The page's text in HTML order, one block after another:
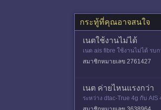
กระทู้ที่คุณอาจสนใจ
เนตใช้งานไม่ได้
เนต ais fibre ใช้งานไม่ได้ ร
สมาชิกหมายเลข 2761427
เนต ค่ายไหนแรงกว่า
ระหว่าง dtac-True 4g กับ